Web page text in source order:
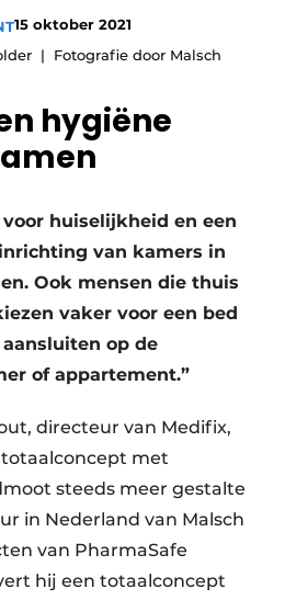
statement
15 oktober 2021
Fotografie door Malsch
hygiëne
huiselijkheid en een
van kamers in
Ook mensen die thuis
vaker voor een bed
op de
of appartement.”
directeur van Medifix,
met
steeds meer gestalte
in Nederland van Malsch
van PharmaSafe
hij een totaalconcept